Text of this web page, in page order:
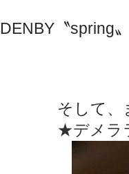
DENBY〝spring
そして、
★デメラ